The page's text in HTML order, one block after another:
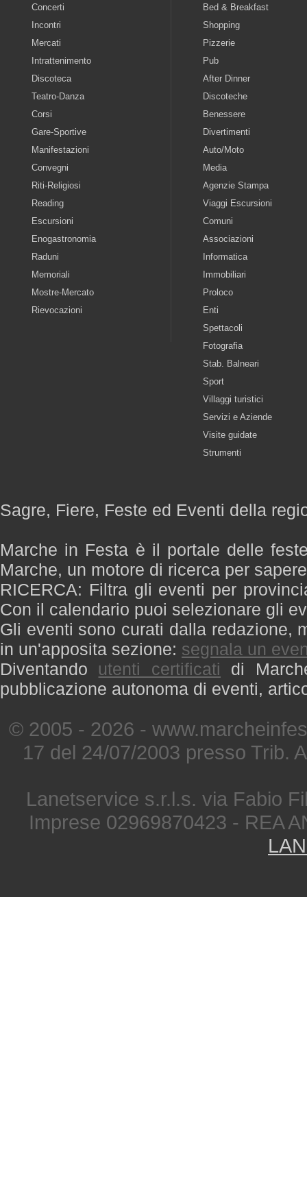
Concerti
Incontri
Mercati
Intrattenimento
Discoteca
Teatro-Danza
Corsi
Gare-Sportive
Manifestazioni
Convegni
Riti-Religiosi
Reading
Escursioni
Enogastronomia
Raduni
Memoriali
Mostre-Mercato
Rievocazioni
Bed & Breakfast
Shopping
Pizzerie
Pub
After Dinner
Discoteche
Benessere
Divertimenti
Auto/Moto
Media
Agenzie Stampa
Viaggi Escursioni
Comuni
Associazioni
Informatica
Immobiliari
Proloco
Enti
Spettacoli
Fotografia
Stab. Balneari
Sport
Villaggi turistici
Servizi e Aziende
Visite guidate
Strumenti
Sagre, Fiere, Feste ed Eventi della
Marche in Festa è il portale delle
Marche, un motore di ricerca per
RICERCA: Filtra gli eventi per
Con il calendario puoi selezionare gli
Gli eventi sono curati dalla redazione,
in un'apposita sezione: segnala un
Diventando utenti certificati di
pubblicazione autonoma di eventi,
© 2005 - 2026 -
17 del 24/07/2003 presso Trib.
Lanetservice s.r.l.s. via Fabio
Imprese 02969870423 - REA